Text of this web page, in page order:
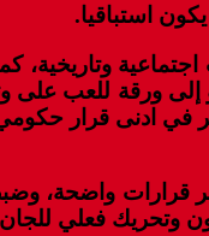
استباقيا.
وتاريخية،
إلى ورقة للعب
ادنى قرار
قرارات واضحة،
وتحريك فعلي